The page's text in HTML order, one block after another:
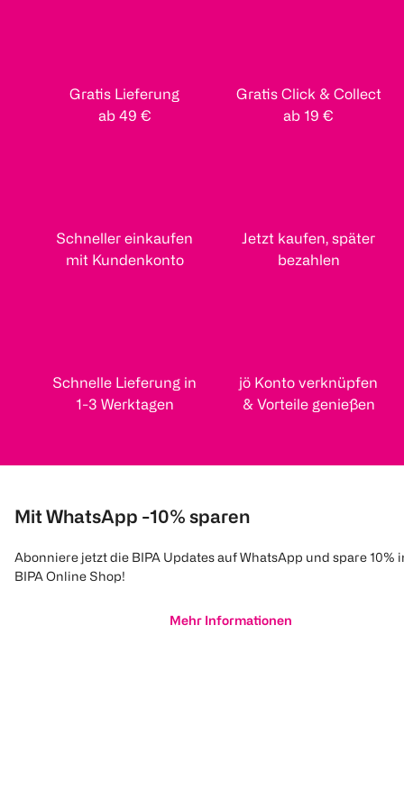
Gratis Lieferung
ab 49 €
Gratis Click & Collect
ab 19 €
Schneller einkaufen
mit Kundenkonto
Jetzt kaufen, später
bezahlen
Schnelle Lieferung in
1-3 Werktagen
jö Konto verknüpfen
& Vorteile genießen
Mit WhatsApp -10% sparen
Abonniere jetzt die BIPA Updates auf WhatsApp und spare 10%
BIPA Online Shop!
Mehr Informationen